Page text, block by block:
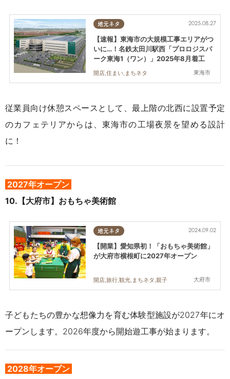
地元ネタ
東海市
2025.08.27
【速報】東海市の大規模工事エリアがつ
いに…！名鉄太田川駅西「プロロジスパ
ーク東海1（ワン）」2025年8月着工
開店,住まい,まちネタ
従業員向け休憩スペースとして、最上階の北西に設置予定
のカフェテリアからは、東海市の工場夜景を望める設計
に！
2027年オープン
10.【大府市】おもちゃ美術館
地元ネタ
大府市
2024.09.02
【開業】愛知県初！「おもちゃ美術館」
が大府市横根町に2027年オープン
開店,旅行,観光,まちネタ,親子
子どもたちの豊かな想像力を育む体験型施設が2027年にオ
ープンします。2026年度から開始遊工事が始まります。
2028年オープン